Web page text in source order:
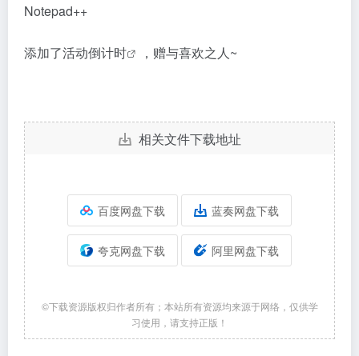
Notepad++
添加了活动倒计时 ，赠与喜欢之人~
相关文件下载地址
百度网盘下载 蓝奏网盘下载
夸克网盘下载 阿里网盘下载
©下载资源版权归作者所有；本站所有资源均来源于网络，仅供学
习使用，请支持正版！